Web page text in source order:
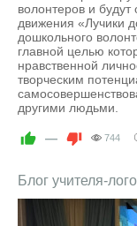
волонтеров и будут
движения «Лучики
дошкольного
главной целью
нравственной
творческим
другими людьми.
— 744
Блог учителя-